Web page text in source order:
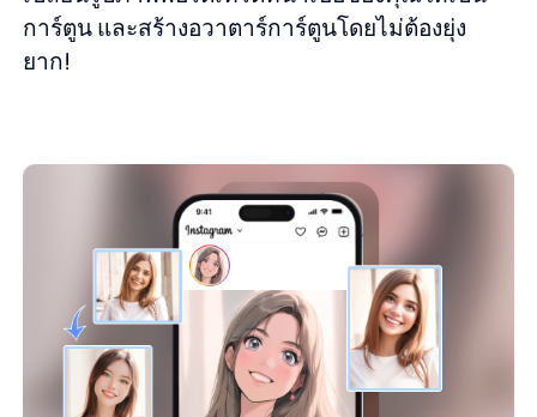
การ์ตูน และสร้างอวาตาร์การ์ตูนโดยไม่ต้องยุ่ง
ยาก!